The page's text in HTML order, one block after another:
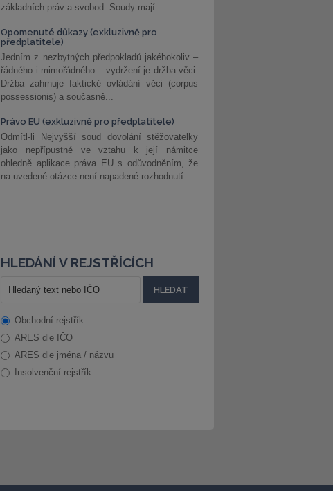
základních práv a svobod. Soudy mají...
Opomenuté důkazy (exkluzivně pro
předplatitele)
Jedním z nezbytných předpokladů jakéhokoliv –
řádného i mimořádného – vydržení je držba věci.
Držba zahrnuje faktické ovládání věci (corpus
possessionis) a současně...
Právo EU (exkluzivně pro předplatitele)
Odmítl-li Nejvyšší soud dovolání stěžovatelky
jako nepřípustné ve vztahu k její námitce
ohledně aplikace práva EU s odůvodněním, že
na uvedené otázce není napadené rozhodnutí...
HLEDÁNÍ V REJSTŘÍCÍCH
Obchodní rejstřík
ARES dle IČO
ARES dle jména / názvu
Insolvenční rejstřík